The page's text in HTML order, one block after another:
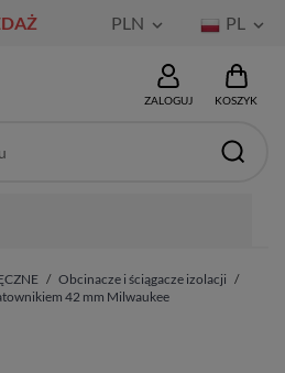
PLN  PL 
ZALOGUJ KOSZYK
Obcinacze i ściągacze izolacji
42 mm Milwaukee